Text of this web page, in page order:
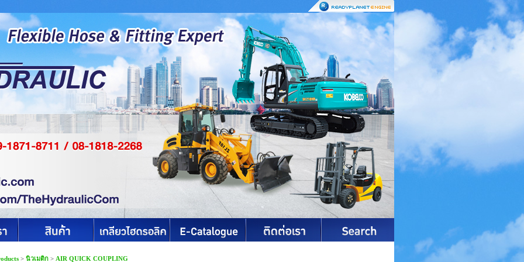
>นิวเมติก > AIR QUICK COUPLING